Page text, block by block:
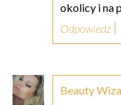
okolicy i na
Odpowiedz
Beauty